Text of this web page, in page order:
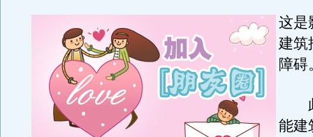
这是
建筑
障碍
此
能建